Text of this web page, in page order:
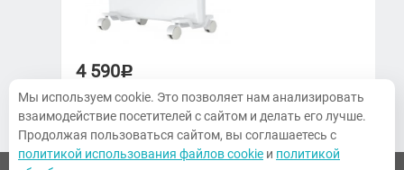
4 590Р
Конвектор Kalashnikov KVCH-E10M-11
+7 (3822) 97-65-09
climatmarket70@yandex.ru
ПН-ПТ. 9:00-18:00, СБ 10:00-14:00,
Воскресенье — выходной
Мы используем cookie. Это позволяет нам анализировать
взаимодействие посетителей с сайтом и делать его лучше.
Продолжая пользоваться сайтом, вы соглашаетесь с
политикой использования файлов cookie и политикой